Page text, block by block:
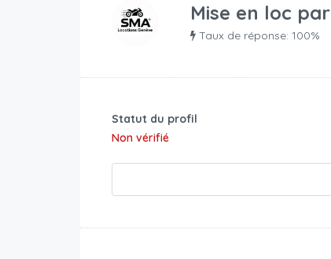
Mise en loc par
Taux de réponse: 100%
Statut du profil
Non vérifié